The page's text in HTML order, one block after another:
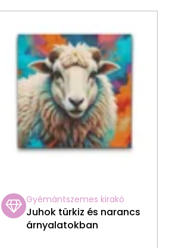
Gyémántszemes kirakó
Juhok türkiz és narancs
árnyalatokban